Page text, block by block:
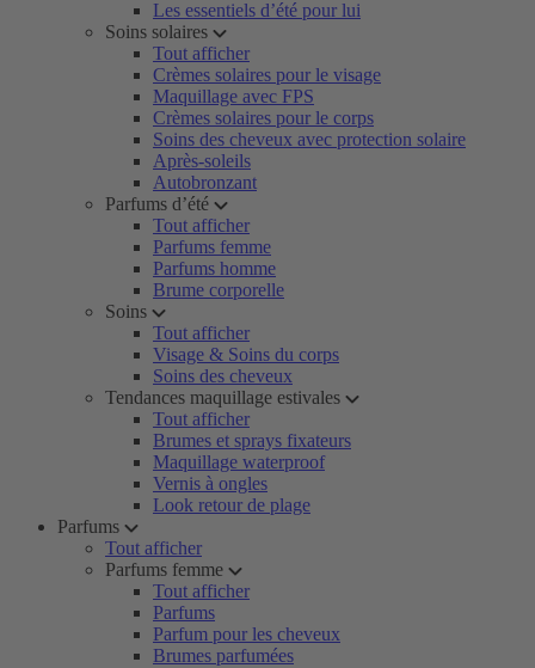
Les essentiels d’été pour lui
Soins solaires
Tout afficher
Crèmes solaires pour le visage
Maquillage avec FPS
Crèmes solaires pour le corps
Soins des cheveux avec protection solaire
Après-soleils
Autobronzant
Parfums d’été
Tout afficher
Parfums femme
Parfums homme
Brume corporelle
Soins
Tout afficher
Visage & Soins du corps
Soins des cheveux
Tendances maquillage estivales
Tout afficher
Brumes et sprays fixateurs
Maquillage waterproof
Vernis à ongles
Look retour de plage
Parfums
Tout afficher
Parfums femme
Tout afficher
Parfums
Parfum pour les cheveux
Brumes parfumées